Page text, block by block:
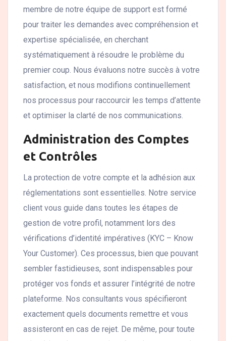
membre de notre équipe de support est formé
pour traiter les demandes avec compréhension et
expertise spécialisée, en cherchant
systématiquement à résoudre le problème du
premier coup. Nous évaluons notre succès à votre
satisfaction, et nous modifions continuellement
nos processus pour raccourcir les temps d’attente
et optimiser la clarté de nos communications.
Administration des Comptes
et Contrôles
La protection de votre compte et la adhésion aux
réglementations sont essentielles. Notre service
client vous guide dans toutes les étapes de
gestion de votre profil, notamment lors des
vérifications d’identité impératives (KYC – Know
Your Customer). Ces processus, bien que pouvant
sembler fastidieuses, sont indispensables pour
protéger vos fonds et assurer l’intégrité de notre
plateforme. Nos consultants vous spécifieront
exactement quels documents remettre et vous
assisteront en cas de rejet. De même, pour toute